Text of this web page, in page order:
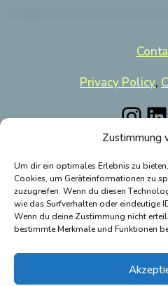
Zustimmung
Um dir ein optimales Erlebnis zu
Cookies, um Geräteinformationen zu
zuzugreifen. Wenn du diesen
wie das Surfverhalten oder eindeutige
Wenn du deine Zustimmung nicht
bestimmte Merkmale und Funktionen
Privacy Policy,